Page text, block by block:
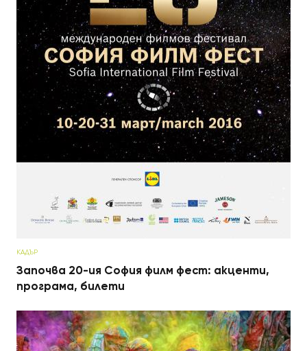
КАДЪР
Започва 20-ия София филм фест: акценти,
програма, билети